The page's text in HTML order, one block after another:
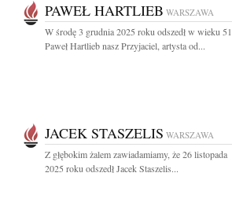
PAWEŁ HARTLIEB WARSZAWA
W środę 3 grudnia 2025 roku odszedł w wieku
Paweł Hartlieb nasz Przyjaciel, artysta od...
JACEK STASZELIS WARSZAWA
Z głębokim żalem zawiadamiamy, że 26 listopada
2025 roku odszedł Jacek Staszelis...